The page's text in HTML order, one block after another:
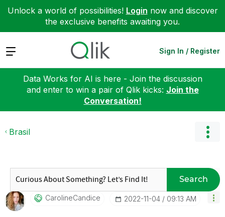
Unlock a world of possibilities! Login now and discover
the exclusive benefits awaiting you.
Expand Sign In / Register
Data Works for AI is here - Join the discussion
and enter to win a pair of Qlik kicks: Join the
Conversation!
Brasil
Search
CarolineCandice ‎2022-11-04 09:13 AM